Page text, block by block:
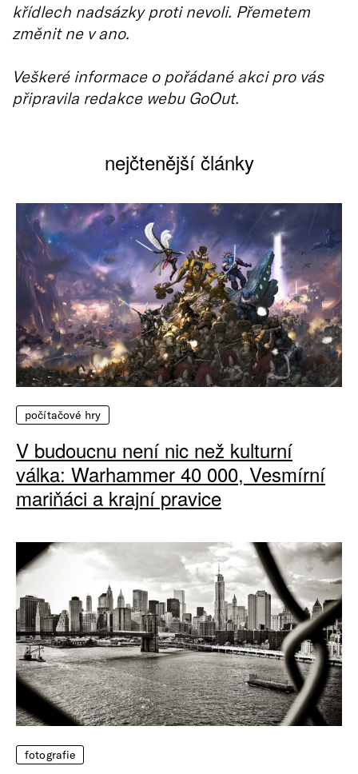
křídlech nadsázky proti nevoli. Přemetem
změnit ne v ano.
Veškeré informace o pořádané akci pro vás
připravila redakce webu GoOut.
nejčtenější články
počítačové hry
V budoucnu není nic než kulturní
válka: Warhammer 40 000, Vesmírní
mariňáci a krajní pravice
fotografie